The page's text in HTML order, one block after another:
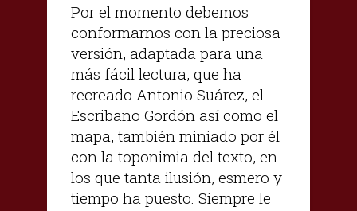
Por el momento debemos
conformarnos con la preciosa
versión, adaptada para una
más fácil lectura, que ha
recreado Antonio Suárez, el
Escribano Gordón así como el
mapa, también miniado por él
con la toponimia del texto, en
los que tanta ilusión, esmero y
tiempo ha puesto. Siempre le